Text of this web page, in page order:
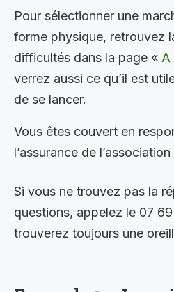
Pour sélectionner une
forme physique, retrouvez
difficultés dans la page « A
verrez aussi ce qu’il est
de se lancer.
Vous êtes couvert en
l’assurance de
Si vous ne trouvez pas la
questions, appelez le 07
trouverez toujours une